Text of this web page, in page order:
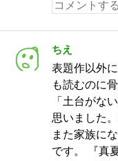
ちえ
表題作以外
も読むのに
「土台がな
思いました
また家族に
です。 『真